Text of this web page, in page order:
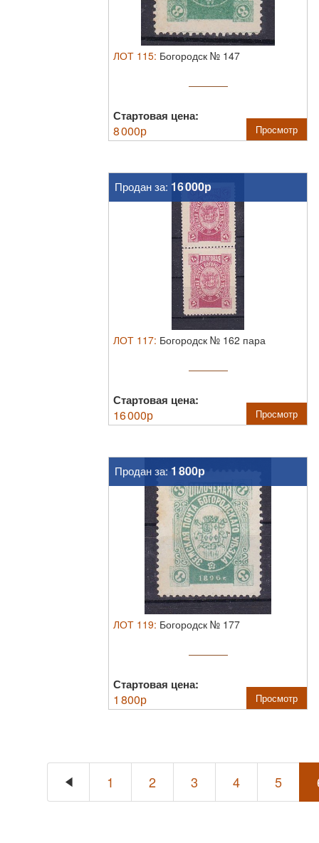
ЛОТ 115: Богородск № 147
Стартовая цена:
8 000р Просмотр
Продан за: 16 000р
ЛОТ 117: Богородск № 162 пара
Стартовая цена:
16 000р Просмотр
Продан за: 1 800р
ЛОТ 119: Богородск № 177
Стартовая цена:
1 800р Просмотр
1 2 3 4 5